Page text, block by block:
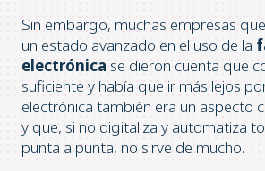
Sin embargo, muchas empresas
un estado avanzado en el uso de la
electrónica se dieron cuenta que
suficiente y había que ir más lejos
electrónica también era un aspecto
y que, si no digitaliza y automatiza
punta a punta, no sirve de mucho.